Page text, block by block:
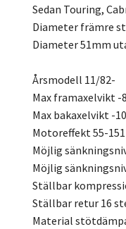
Sedan Touring,
Diameter främre
Diameter 51mm
Årsmodell 11/82-
Max framaxelvikt -
Max bakaxelvikt -
Motoreffekt 55-151
Möjlig
Möjlig
Ställbar
Ställbar retur 16
Material